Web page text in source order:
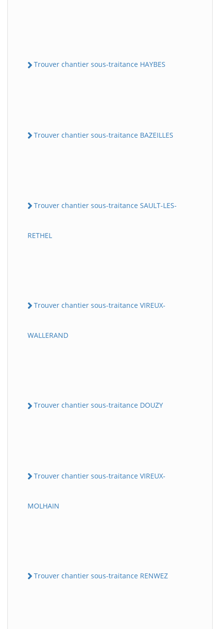
Trouver chantier sous-traitance HAYBES
Trouver chantier sous-traitance BAZEILLES
Trouver chantier sous-traitance SAULT-LES-
RETHEL
Trouver chantier sous-traitance VIREUX-
WALLERAND
Trouver chantier sous-traitance DOUZY
Trouver chantier sous-traitance VIREUX-
MOLHAIN
Trouver chantier sous-traitance RENWEZ